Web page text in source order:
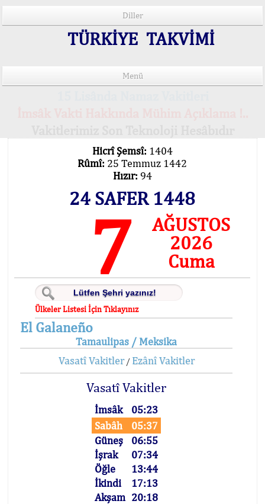
Diller
TÜRKİYE TAKVİMİ
Menü
Hicrî Şemsî: 1404
Rûmî: 25 Temmuz 1442
Hızır: 94
24 SAFER 1448
7
AĞUSTOS
2026
Cuma
Ülkeler Listesi İçin Tıklayınız
El Galaneño
Tamaulipas / Meksika
Vasatî Vakitler/ Ezânî Vakitler
Vasatî Vakitler
İmsâk
05:23
Sabâh
05:37
Güneş
06:55
İşrak
07:34
Öğle
13:44
İkindi
17:13
Akşam 20:18